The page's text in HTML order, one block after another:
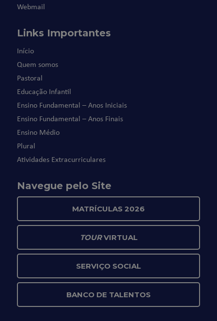
Webmail
Links Importantes
Início
Quem somos
Pastoral
Educação Infantil
Ensino Fundamental – Anos Iniciais
Ensino Fundamental – Anos Finais
Ensino Médio
Plural
Atividades Extracurriculares
Navegue pelo Site
MATRÍCULAS 2026
TOURVIRTUAL
SERVIÇO SOCIAL
BANCO DE TALENTOS